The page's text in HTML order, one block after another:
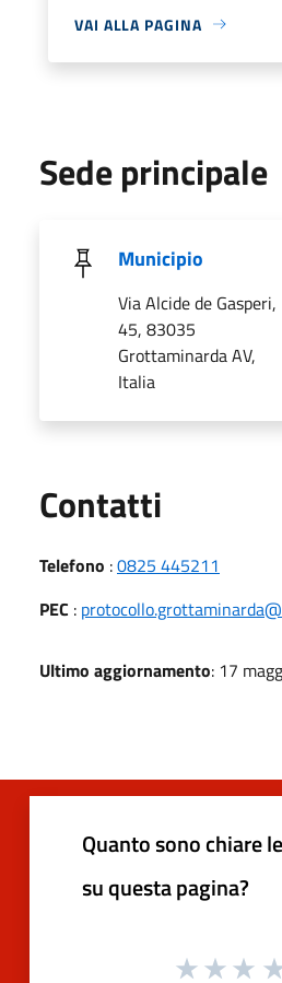
VAI ALLA PAGINA
Sede principale
Municipio
Via Alcide de Gasperi,
45, 83035
Grottaminarda AV,
Italia
Contatti
Telefono :0825 445211
PEC :
Ultimo aggiornamento: 17
Quanto sono chiare
su questa pagina?